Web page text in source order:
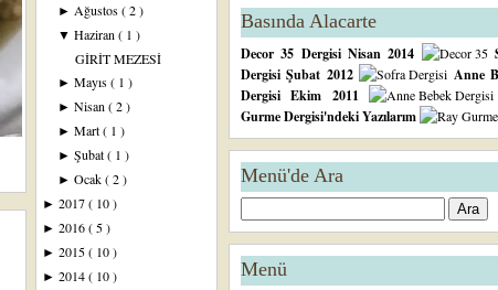
►Ağustos( 2 )
▼Haziran( 1 )
GİRİT MEZESİ
►Mayıs( 1 )
►Nisan( 2 )
►Mart( 1 )
►Şubat( 1 )
►Ocak( 2 )
► 2017( 10 )
► 2016( 5 )
► 2015( 10 )
► 2014( 10 )
Basında Alacarte
Decor 35 Dergisi Nisan 2014
Dergisi Şubat 2012
Anne
Dergisi Ekim 2011
Gurme Dergisi'ndeki Yazılarım
Menü'de Ara
Menü